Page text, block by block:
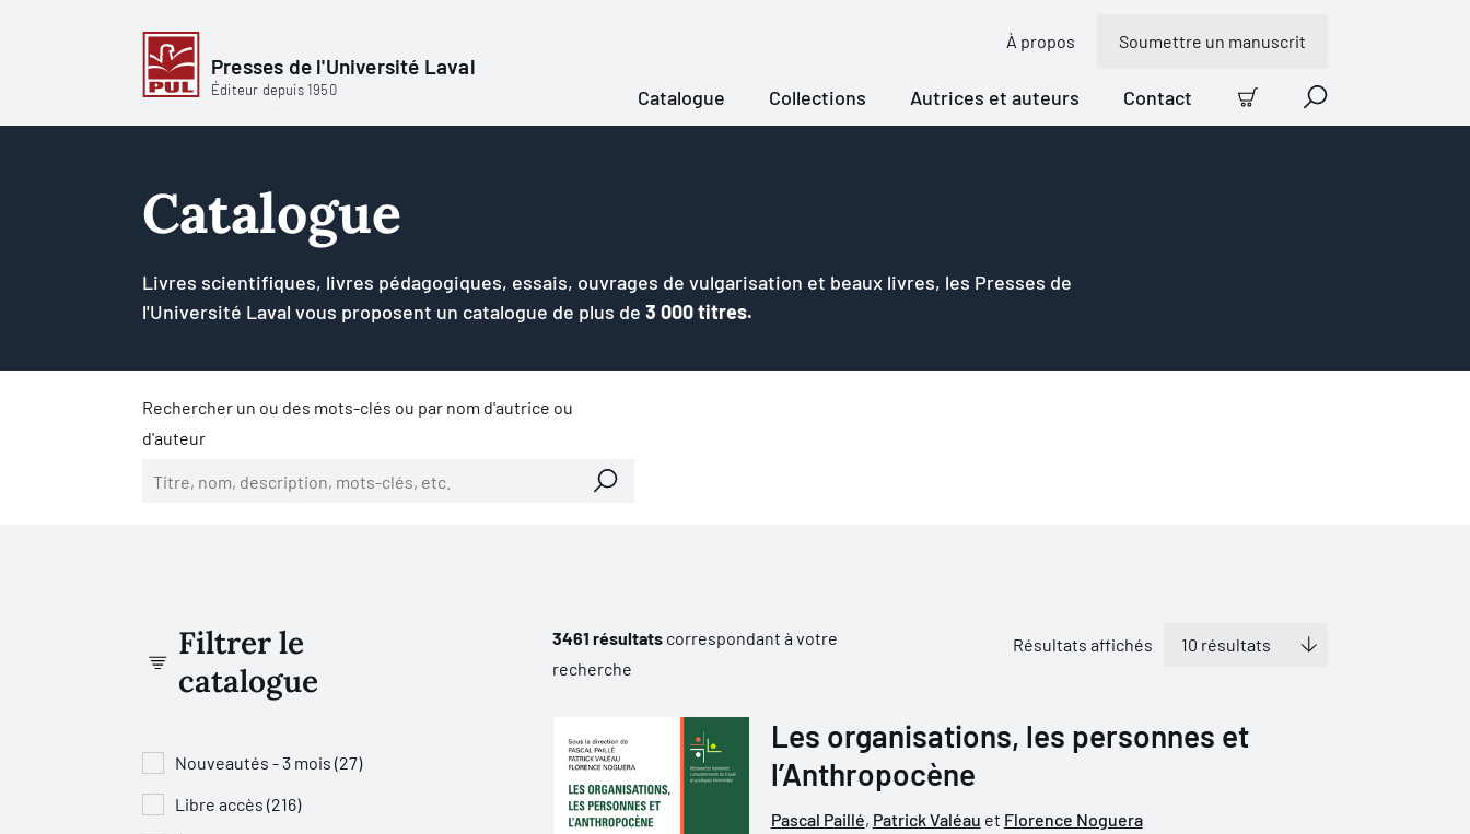
Presses de l'Université Laval
Éditeur depuis 1950
À propos Soumettre un manuscrit
Catalogue Collections Autrices et auteurs Contact
Panier Recherche
Catalogue
Livres scientifiques, livres pédagogiques, essais, ouvrages de vulgarisation et beaux livres, les Presses de
l'Université Laval vous proposent un catalogue de plus de 3 000 titres.
Rechercher un ou des mots-clés ou par nom d'autrice ou
d'auteur
Filtrer le
catalogue
Nouveautés - 3 mois (27)
Libre accès (216)
3461 résultatscorrespondant à votre
recherche
Résultats affichés
Les organisations, les personnes et
l’Anthropocène
Pascal Paillé, Patrick Valéau et Florence Noguera